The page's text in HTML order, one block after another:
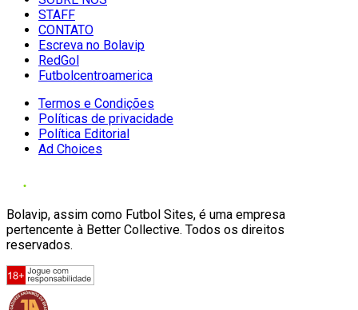
STAFF
CONTATO
Escreva no Bolavip
RedGol
Futbolcentroamerica
Termos e Condições
Políticas de privacidade
Política Editorial
Ad Choices
Bolavip, assim como Futbol Sites, é uma empresa
pertencente à Better Collective. Todos os direitos
reservados.